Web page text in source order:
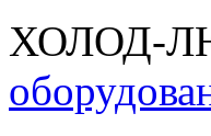
ХОЛОД-